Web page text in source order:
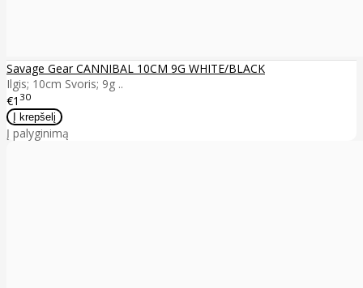
Savage Gear CANNIBAL 10CM 9G WHITE/BLACK
Ilgis; 10cm Svoris; 9g ..
€1 30
Į palyginimą